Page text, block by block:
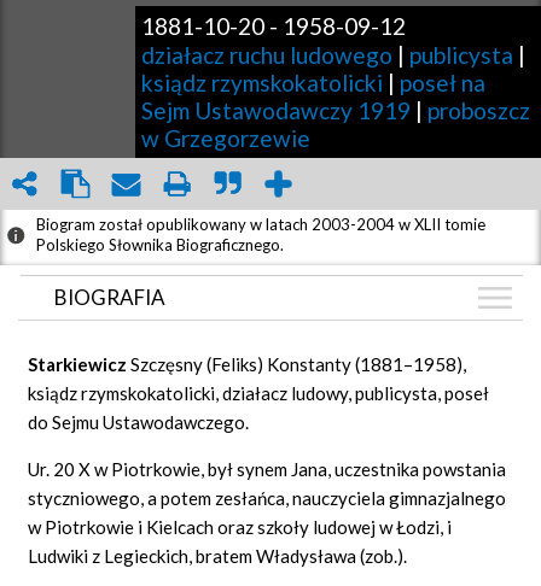
1881-10-20 - 1958-09-12
działacz ruchu ludowego | publicysta |
ksiądz rzymskokatolicki | poseł na
Sejm Ustawodawczy 1919 | proboszcz
w Grzegorzewie
Biogram został opublikowany w latach 2003-2004 w XLII tomie
Polskiego Słownika Biograficznego.
BIOGRAFIA
ZDJĘCIA (1)
GRAF POWIĄZAŃ
DYSKUSJA
Mapa
StarkiewiczSzczęsny (Feliks) Konstanty (1881–1958),
ksiądz rzymskokatolicki, działacz ludowy, publicysta, poseł
do Sejmu Ustawodawczego.
Ur. 20 X w Piotrkowie, był synem Jana, uczestnika powstania
styczniowego, a potem zesłańca, nauczyciela gimnazjalnego
w Piotrkowie i Kielcach oraz szkoły ludowej w Łodzi, i
Ludwiki z Legieckich, bratem Władysława (zob.).